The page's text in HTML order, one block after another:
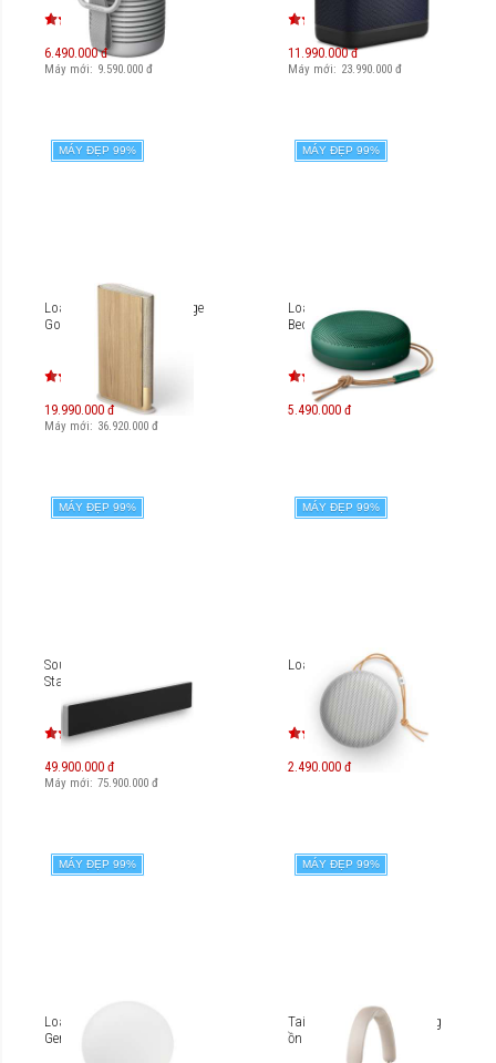
6.490.000 đ
Máy mới: 9.590.000 đ
11.990.000 đ
Máy mới: 23.990.000 đ
MÁY ĐẸP 99%
Loa B&O Beosound Emerge
Gold Tone
19.990.000 đ
Máy mới: 36.920.000 đ
MÁY ĐẸP 99%
Loa Bluetooth B&O
Beosound A1 2nd Gen
5.490.000 đ
MÁY ĐẸP 99%
Soundbar B&O Beosound
Stage
49.900.000 đ
Máy mới: 75.900.000 đ
MÁY ĐẸP 99%
Loa B&O Beoplay A1
2.490.000 đ
MÁY ĐẸP 99%
Loa B&O BeoPlay A9 (2nd
Gen)
MÁY ĐẸP 99%
Tai nghe không dây chống
ồn B&O Beoplay HX